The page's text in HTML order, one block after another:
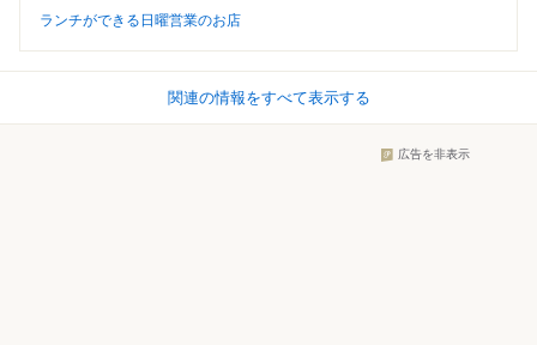
ランチができる日曜営業のお店
関連の情報をすべて表示する
広告を非表示